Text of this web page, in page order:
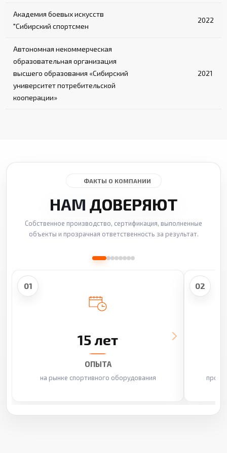
Академия боевых искусств
"Сибирский спортсмен
2022
Автономная некоммерческая
образовательная организация
высшего образования «Сибирский
университет потребительской
кооперации»
2021
ФАКТЫ О КОМПАНИИ
НАМ ДОВЕРЯЮТ
Собственное производство, сертификация, выполненные
объекты и прозрачная ответственность за результат.
01
15 лет
ОПЫТА
на рынке спортивного оборудования
02